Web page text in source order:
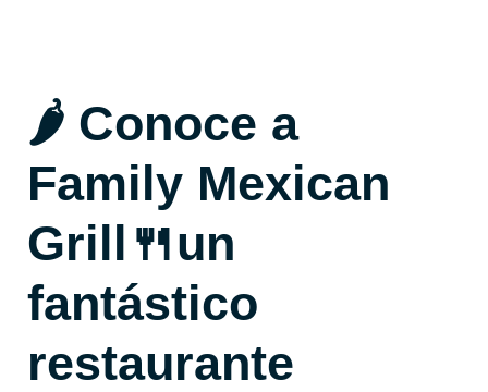
🌶️ Conoce a
Family Mexican
Grill🍴un
fantástico
restaurante